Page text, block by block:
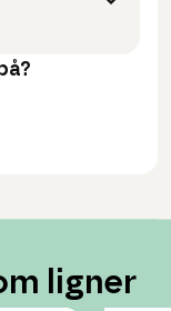
ligner